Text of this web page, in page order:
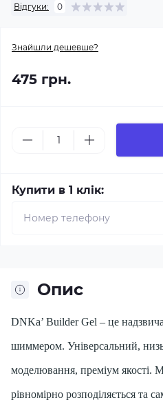
Відгуки: 0
Знайшли дешевше?
475 грн.
Купити в 1 клік:
Опис
DNKa’ Builder Gel – це
шиммером. Універсальний,
моделювання, преміум якості.
рівномірно розподіляється та